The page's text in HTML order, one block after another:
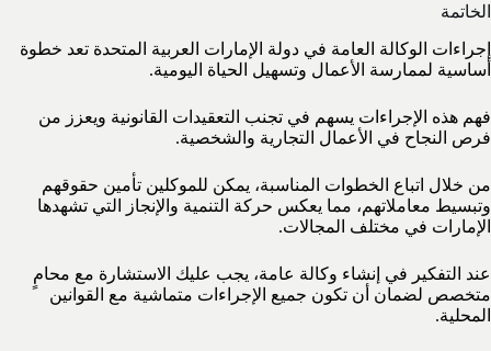
الخاتمة
إجراءات الوكالة العامة في دولة الإمارات العربية المتحدة تعد خطوة
أساسية لممارسة الأعمال وتسهيل الحياة اليومية.
فهم هذه الإجراءات يسهم في تجنب التعقيدات القانونية ويعزز من
فرص النجاح في الأعمال التجارية والشخصية.
من خلال اتباع الخطوات المناسبة، يمكن للموكلين تأمين حقوقهم
وتبسيط معاملاتهم، مما يعكس حركة التنمية والإنجاز التي تشهدها
الإمارات في مختلف المجالات.
عند التفكير في إنشاء وكالة عامة، يجب عليك الاستشارة مع محامٍ
متخصص لضمان أن تكون جميع الإجراءات متماشية مع القوانين
المحلية.